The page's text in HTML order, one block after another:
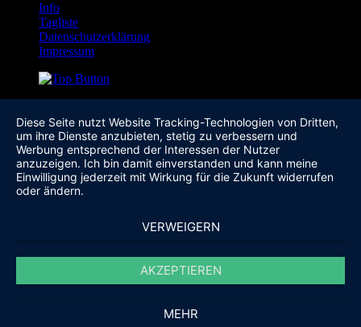
Info
Tagliste
Datenschutzerklärung
Impressum
Diese Seite nutzt Website Tracking-Technologien von Dritten,
um ihre Dienste anzubieten, stetig zu verbessern und
Werbung entsprechend der Interessen der Nutzer
anzuzeigen. Ich bin damit einverstanden und kann meine
Einwilligung jederzeit mit Wirkung für die Zukunft widerrufen
oder ändern.
VERWEIGERN
AKZEPTIEREN
MEHR